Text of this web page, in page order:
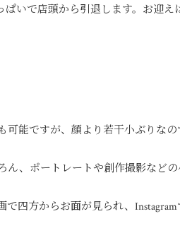
ぱいで店頭から引退します。お迎え
可能ですが、顔より若干小ぶりな
ん、ポートレートや創作撮影などの
で四方からお面が見られ、